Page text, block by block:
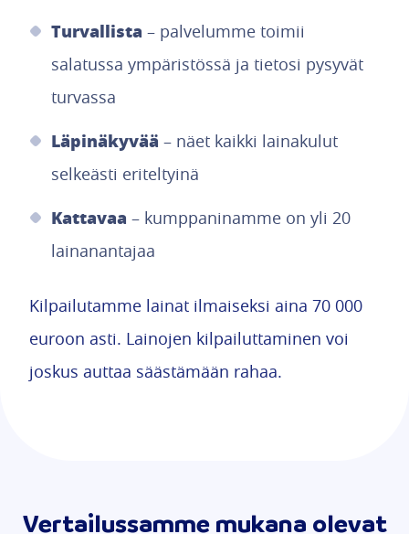
Turvallista – palvelumme toimii
salatussa ympäristössä ja tietosi pysyvät
turvassa
Läpinäkyvää – näet kaikki lainakulut
selkeästi eriteltyinä
Kattavaa – kumppaninamme on yli 20
lainanantajaa
Kilpailutamme lainat ilmaiseksi aina 70 000
euroon asti. Lainojen kilpailuttaminen voi
joskus auttaa säästämään rahaa.
Vertailussamme mukana olevat